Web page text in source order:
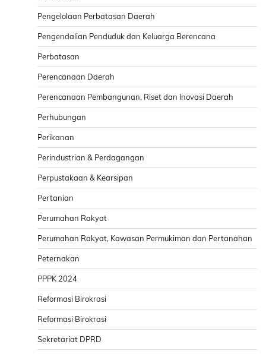
Pengelolaan Perbatasan Daerah
Pengendalian Penduduk dan Keluarga Berencana
Perbatasan
Perencanaan Daerah
Perencanaan Pembangunan, Riset dan Inovasi Daerah
Perhubungan
Perikanan
Perindustrian & Perdagangan
Perpustakaan & Kearsipan
Pertanian
Perumahan Rakyat
Perumahan Rakyat, Kawasan Permukiman dan Pertanahan
Peternakan
PPPK 2024
Reformasi Birokrasi
Reformasi Birokrasi
Sekretariat DPRD